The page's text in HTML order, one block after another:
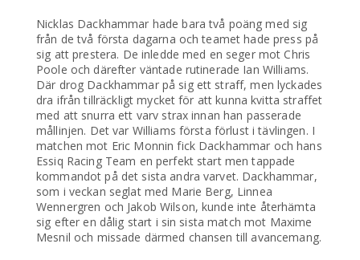
Nicklas Dackhammar hade bara två poäng med sig
från de två första dagarna och teamet hade press på
sig att prestera. De inledde med en seger mot Chris
Poole och därefter väntade rutinerade Ian Williams.
Där drog Dackhammar på sig ett straff, men lyckades
dra ifrån tillräckligt mycket för att kunna kvitta straffet
med att snurra ett varv strax innan han passerade
mållinjen. Det var Williams första förlust i tävlingen. I
matchen mot Eric Monnin fick Dackhammar och hans
Essiq Racing Team en perfekt start men tappade
kommandot på det sista andra varvet. Dackhammar,
som i veckan seglat med Marie Berg, Linnea
Wennergren och Jakob Wilson, kunde inte återhämta
sig efter en dålig start i sin sista match mot Maxime
Mesnil och missade därmed chansen till avancemang.